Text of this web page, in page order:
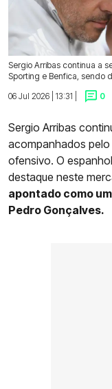
Sergio Arribas continua a
Sporting e Benfica, sendo
06 Jul 2026 | 13:31 |
0
Sergio Arribas
acompanhados
ofensivo. O
destaque neste
apontado como
Pedro Gonçalves.